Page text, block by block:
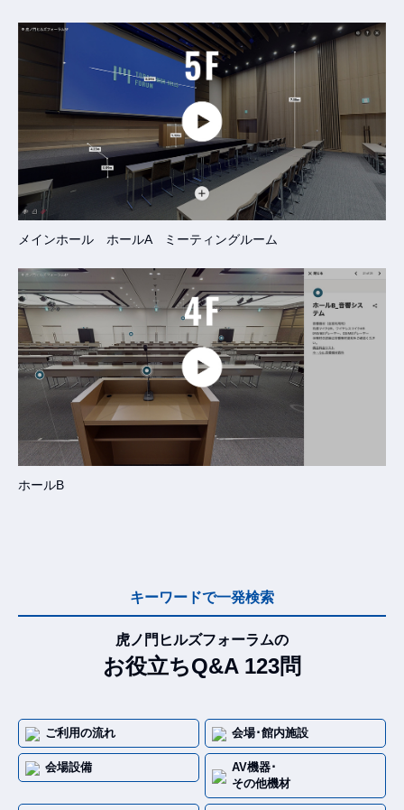
メインホール ホールA ミーティングルーム
ホールB
キーワードで一発検索
虎ノ門ヒルズフォーラムの
お役立ちQ&A 123問
ご利用の流れ 会場･館内施設
会場設備
AV機器･
その他機材